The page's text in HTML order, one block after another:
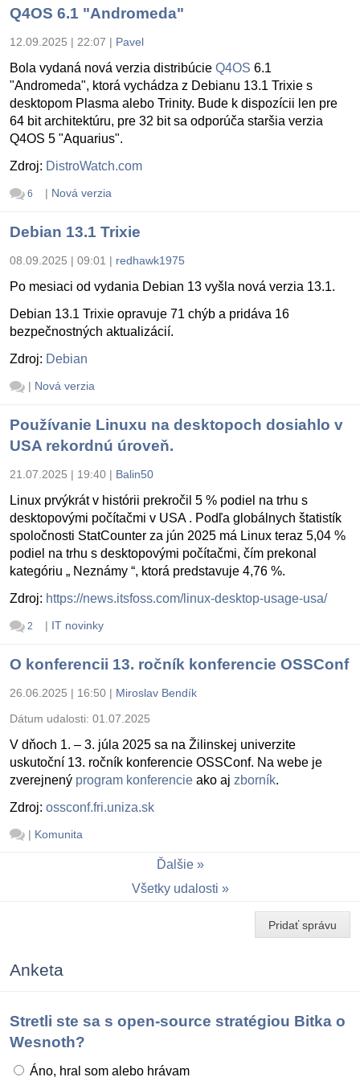
Q4OS 6.1 "Andromeda"
12.09.2025 | 22:07 | Pavel
Bola vydaná nová verzia distribúcie Q4OS 6.1
"Andromeda", ktorá vychádza z Debianu 13.1 Trixie s
desktopom Plasma alebo Trinity. Bude k dispozícii len pre
64 bit architektúru, pre 32 bit sa odporúča staršia verzia
Q4OS 5 "Aquarius".
Zdroj: DistroWatch.com
6 | Nová verzia
Debian 13.1 Trixie
08.09.2025 | 09:01 | redhawk1975
Po mesiaci od vydania Debian 13 vyšla nová verzia 13.1.
Debian 13.1 Trixie opravuje 71 chýb a pridáva 16
bezpečnostných aktualizácií.
Zdroj: Debian
| Nová verzia
Používanie Linuxu na desktopoch dosiahlo v
USA rekordnú úroveň.
21.07.2025 | 19:40 | Balin50
Linux prvýkrát v histórii prekročil 5 % podiel na trhu s
desktopovými počítačmi v USA . Podľa globálnych štatistík
spoločnosti StatCounter za jún 2025 má Linux teraz 5,04 %
podiel na trhu s desktopovými počítačmi, čím prekonal
kategóriu „ Neznámy “, ktorá predstavuje 4,76 %.
Zdroj: https://news.itsfoss.com/linux-desktop-usage-usa/
2 | IT novinky
O konferencii 13. ročník konferencie OSSConf
26.06.2025 | 16:50 | Miroslav Bendík
Dátum udalosti: 01.07.2025
V dňoch 1. – 3. júla 2025 sa na Žilinskej univerzite
uskutoční 13. ročník konferencie OSSConf. Na webe je
zverejnený program konferencie ako aj zborník.
Zdroj: ossconf.fri.uniza.sk
| Komunita
Ďalšie
Všetky udalosti
Pridať správu
Anketa
Stretli ste sa s open-source stratégiou Bitka o
Wesnoth?
Áno, hral som alebo hrávam